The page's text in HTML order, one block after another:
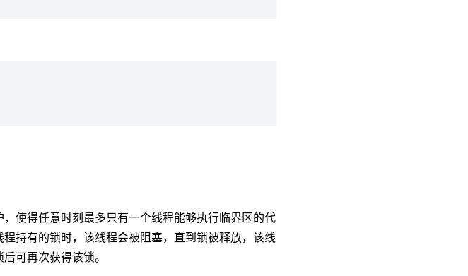
使得任意时刻最多只有一个线程能够执行临界区的代
持有的锁时，该线程会被阻塞，直到锁被释放，该线
可再次获得该锁。